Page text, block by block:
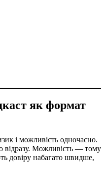
як формат
і можливість одночасно.
Можливість — тому
довіру набагато швидше,